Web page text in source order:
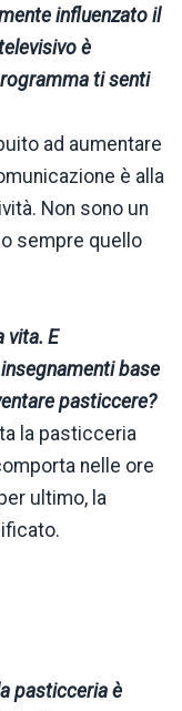
influenzato il
è
ti senti
ad aumentare
è alla
Non sono un
sempre quello
vita. E
base
pasticcere?
la pasticceria
nelle ore
ultimo, la
pasticceria è